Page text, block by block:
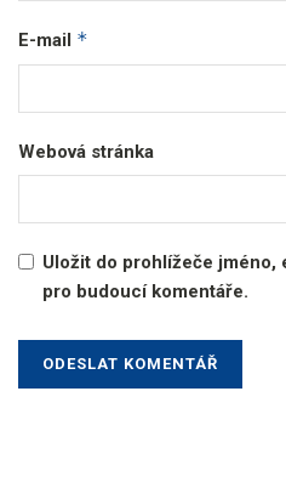
E-mail *
Webová stránka
Uložit do prohlížeče jméno,
pro budoucí komentáře.